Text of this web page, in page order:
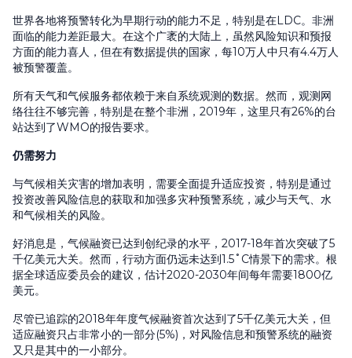
世界各地将预警转化为早期行动的能力不足，特别是在LDC。非洲
面临的能力差距最大。在这个广袤的大陆上，虽然风险知识和预报
方面的能力喜人，但在有数据提供的国家，每10万人中只有4.4万人
被预警覆盖。
所有天气和气候服务都依赖于来自系统观测的数据。然而，观测网
络往往不够完善，特别是在整个非洲，2019年，这里只有26%的台
站达到了WMO的报告要求。
仍需努力
与气候相关灾害的增加表明，需要全面提升适应投资，特别是通过
投资改善风险信息的获取和加强多灾种预警系统，减少与天气、水
和气候相关的风险。
好消息是，气候融资已达到创纪录的水平，2017-18年首次突破了5
千亿美元大关。然而，行动方面仍远未达到1.5˚C情景下的需求。根
据全球适应委员会的建议，估计2020-2030年间每年需要1800亿
美元。
尽管已追踪的2018年年度气候融资首次达到了5千亿美元大关，但
适应融资只占非常小的一部分(5%)，对风险信息和预警系统的融资
又只是其中的一小部分。